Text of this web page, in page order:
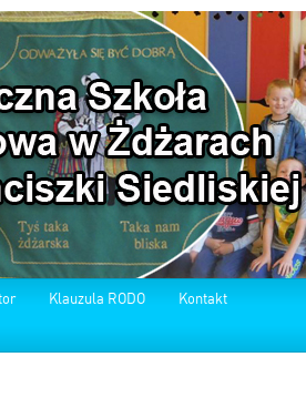
Klauzula RODO Kontakt